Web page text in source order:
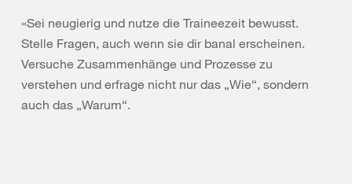
«Sei neugierig und nutze die Traineezeit bewusst.
Stelle Fragen, auch wenn sie dir banal erscheinen.
Versuche Zusammenhänge und Prozesse zu
verstehen und erfrage nicht nur das „Wie“, sondern
auch das „Warum“.